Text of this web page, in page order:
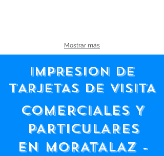
Mostrar más
IMPRESIoN DE
tARJETAS DE VISITA
COMERCIALES Y
PARTICULARES
EN MORATALAZ -